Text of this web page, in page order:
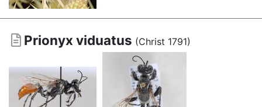
Prionyx viduatus (Christ 1791)